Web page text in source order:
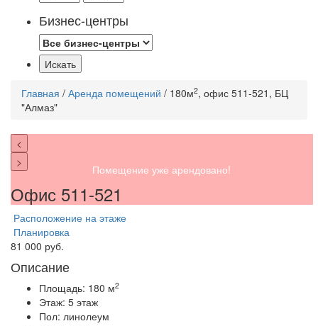
Бизнес-центры
Главная / Аренда помещений / 180м2, офис 511-521, БЦ
"Алмаз"
Помещение уже арендовано!
<
>
Офис 511-521
Расположение на этаже
Планировка
81 000 руб.
Описание
Площадь: 180 м2
Этаж: 5 этаж
Пол: линолеум